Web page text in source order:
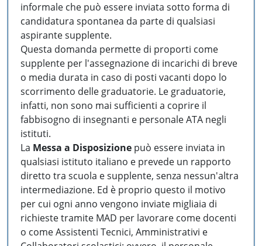
informale che può essere inviata sotto forma di
candidatura spontanea da parte di qualsiasi
aspirante supplente.
Questa domanda permette di proporti come
supplente per l'assegnazione di incarichi di breve
o media durata in caso di posti vacanti dopo lo
scorrimento delle graduatorie. Le graduatorie,
infatti, non sono mai sufficienti a coprire il
fabbisogno di insegnanti e personale ATA negli
istituti.
La Messa a Disposizione può essere inviata in
qualsiasi istituto italiano e prevede un rapporto
diretto tra scuola e supplente, senza nessun'altra
intermediazione. Ed è proprio questo il motivo
per cui ogni anno vengono inviate migliaia di
richieste tramite MAD per lavorare come docenti
o come Assistenti Tecnici, Amministrativi e